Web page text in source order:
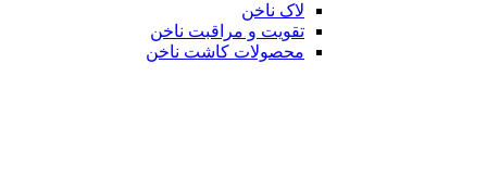
لاک ناخن
تقویت و مراقبت ناخن
محصولات کاشت ناخن